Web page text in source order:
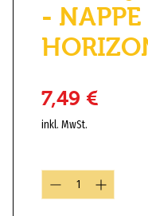
-
7,49 €
inkl. MwSt.